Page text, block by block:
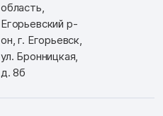
область,
Егорьевский р-
он, г. Егорьевск,
ул. Бронницкая,
д. 8б